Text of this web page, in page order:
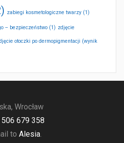
zabiegi kosmetologiczne twarzy (1)
– bezpieczeństwo (1) zdjęcie
otoczki po dermopigmentacji (wynik
Wrocław
679 358
to Alesia.